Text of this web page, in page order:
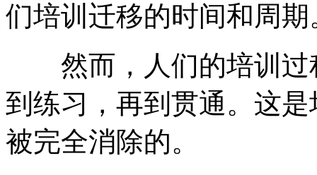
们培训迁移的时间和周期
然而，人们的培训过
到练习，再到贯通。这
被完全消除的。